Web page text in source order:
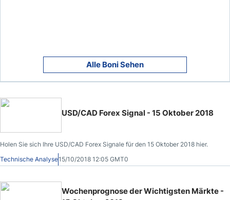
Alle Boni Sehen
USD/CAD Forex Signal - 15 Oktober 2018
Holen Sie sich Ihre USD/CAD Forex Signale für den 15 Oktober 2018 hier.
Technische Analyse15/10/2018 12:05 GMT0
Wochenprognose der Wichtigsten Märkte -